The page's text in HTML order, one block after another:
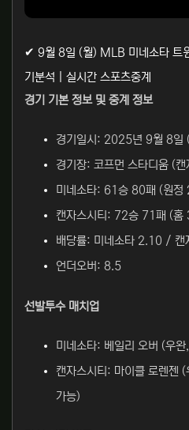
✔ 9월 8일 (월) MLB 미네소타 트
기분석 | 실시간 스포츠중계
경기 기본 정보 및 중계 정보
경기일시: 2025년 9월 8일
경기장: 코프먼 스타디움 (
미네소타: 61승 80패 (원
캔자스시티: 72승 71패 (
배당률: 미네소타 2.10 / 캔
언더오버: 8.5
선발투수 매치업
미네소타: 베일리 오버 (우
캔자스시티: 마이클 로렌젠
가능)